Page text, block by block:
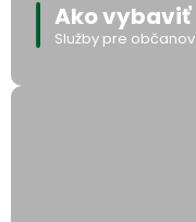
Ako vybaviť
Služby pre občanov